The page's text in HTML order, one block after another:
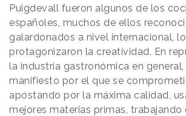
Puigdevall fueron algunos de los
españoles, muchos de ellos
galardonados a nivel internacional,
protagonizaron la creatividad. En
la industria gastronómica en
manifiesto por el que se
apostando por la máxima calidad,
mejores materias primas,